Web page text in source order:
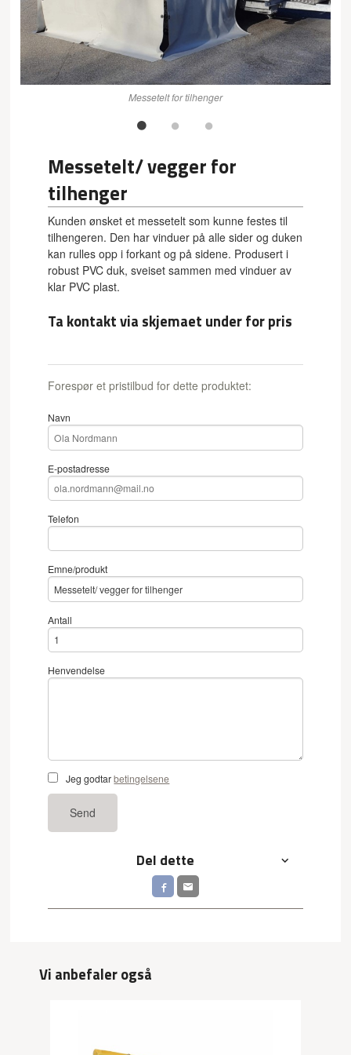
Messetelt for tilhenger
Messetelt/ vegger for
tilhenger
Kunden ønsket et messetelt som kunne festes til
tilhengeren. Den har vinduer på alle sider og duken
kan rulles opp i forkant og på sidene. Produsert i
robust PVC duk, sveiset sammen med vinduer av
klar PVC plast.
Ta kontakt via skjemaet under for pris
Forespør et pristilbud for dette produktet:
Navn
E-postadresse
Telefon
Emne/produkt
Antall
Henvendelse
Jeg godtarbetingelsene
Send
Del dette
Vi anbefaler også